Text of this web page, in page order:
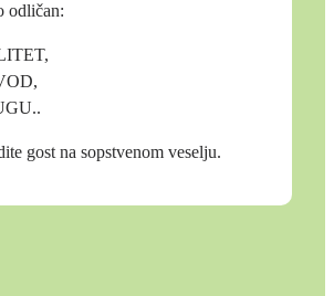
odličan:
gost na sopstvenom veselju.